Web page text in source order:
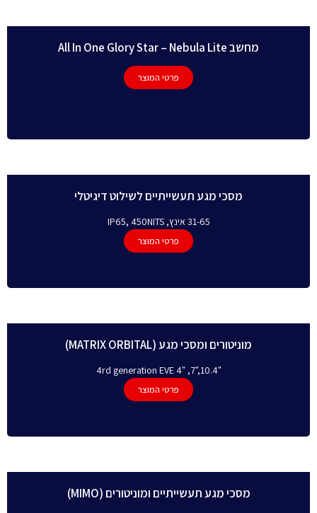
מחשב All In One Glory Star – Nebula Lite
פרטי המוצר
מסכי מגע תעשייתיים לשילוט דיגיטלי
31-65 אינץ, IP65, 450NITS
פרטי המוצר
מוניטורים ומסכי מגע (MATRIX ORBITAL)
"10.4,"7, "4rd generation EVE 4
פרטי המוצר
מסכי מגע תעשייתיים ומוניטורים (MIMO)